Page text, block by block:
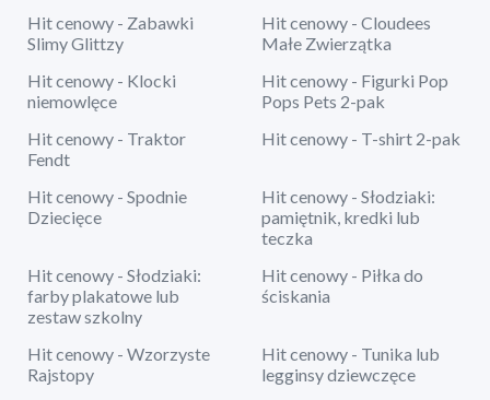
Hit cenowy - Zabawki
Slimy Glittzy
Hit cenowy - Cloudees
Małe Zwierzątka
Hit cenowy - Klocki
niemowlęce
Hit cenowy - Figurki Pop
Pops Pets 2-pak
Hit cenowy - Traktor
Fendt
Hit cenowy - T-shirt 2-pak
Hit cenowy - Spodnie
Dziecięce
Hit cenowy - Słodziaki:
pamiętnik, kredki lub
teczka
Hit cenowy - Słodziaki:
farby plakatowe lub
zestaw szkolny
Hit cenowy - Piłka do
ściskania
Hit cenowy - Wzorzyste
Rajstopy
Hit cenowy - Tunika lub
legginsy dziewczęce